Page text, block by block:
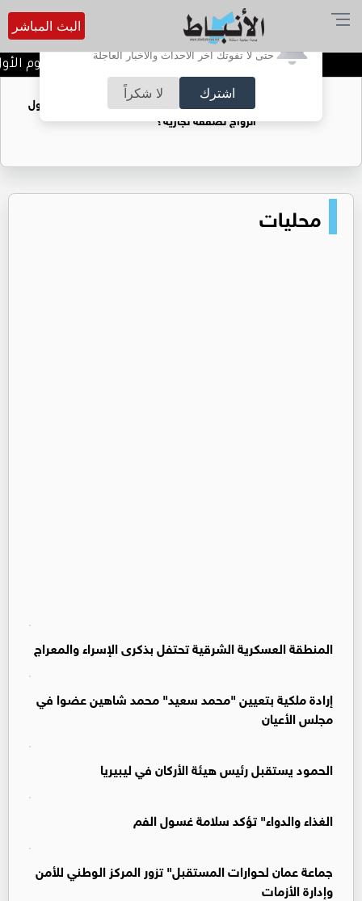
أترغب في تفعيل الإشعارات؟
حتى لا تفوتك آخر الأحداث والأخبار العاجلة
اشترك لا شكراً
البث المباشر
تتويج الفرق الفائزة في اليوم
فتيات يستغللنه لتحقيق مكاسب مادية.. هل تحول
الزواج لصفقة تجارية؟
محليات
المنطقة العسكرية الشرقية تحتفل بذكرى الإسراء والمعراج
إرادة ملكية بتعيين "محمد سعيد" محمد شاهين عضوا في
مجلس الأعيان
الحمود يستقبل رئيس هيئة الأركان في ليبيريا
الغذاء والدواء" تؤكد سلامة غسول الفم
جماعة عمان لحوارات المستقبل" تزور المركز الوطني للأمن
وإدارة الأزمات